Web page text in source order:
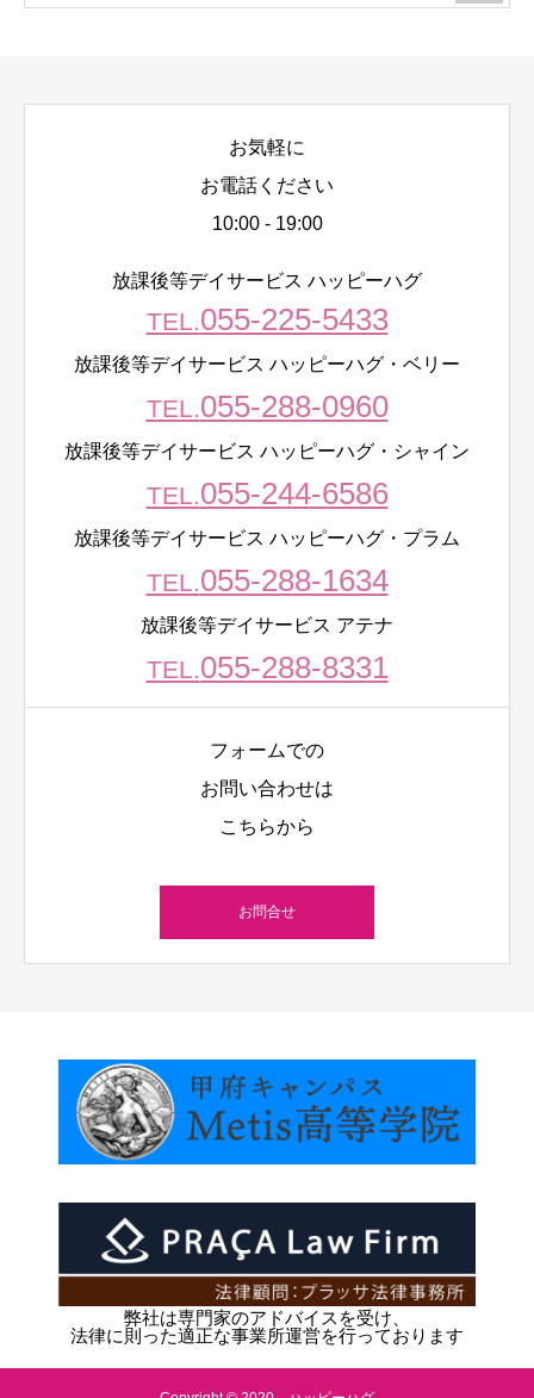
お気軽に
お電話ください
10:00 - 19:00
放課後等デイサービス ハッピーハグ
TEL.055-225-5433
放課後等デイサービス ハッピーハグ・ベリー
TEL.055-288-0960
放課後等デイサービス ハッピーハグ・シャイン
TEL.055-244-6586
放課後等デイサービス ハッピーハグ・プラム
TEL.055-288-1634
放課後等デイサービス アテナ
TEL.055-288-8331
フォームでの
お問い合わせは
こちらから
お問合せ
弊社は専門家のアドバイスを受け、
法律に則った適正な事業所運営を行っております